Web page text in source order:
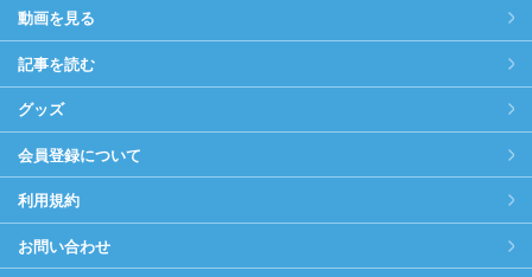
動画を見る
記事を読む
グッズ
会員登録について
利用規約
お問い合わせ